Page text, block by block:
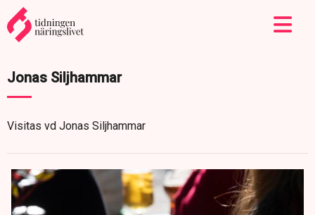
Jonas Siljhammar
Visitas vd Jonas Siljhammar